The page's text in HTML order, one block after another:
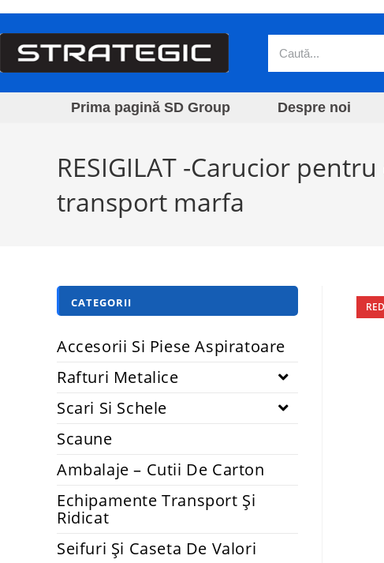
Prima pagină SD Group Despre noi
RESIGILAT -Carucior
transport marfa
CATEGORII
Accesorii Si Piese Aspiratoare
Rafturi Metalice
Scari Si Schele
Scaune
Ambalaje – Cutii De Carton
Echipamente Transport Și
Ridicat
Seifuri Și Caseta De Valori